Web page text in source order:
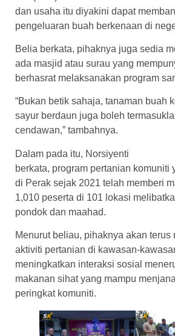
dan usaha itu diyakini dapat
pengeluaran buah berkenaan di
Belia berkata, pihaknya juga sedia
ada masjid atau surau yang
berhasrat melaksanakan program
“Bukan betik sahaja, tanaman buah
sayur berdaun juga boleh
cendawan,” tambahnya.
Dalam pada itu, Norsiyenti
berkata, program pertanian komuniti
di Perak sejak 2021 telah memberi
1,010 peserta di 101 lokasi
pondok dan maahad.
Menurut beliau, pihaknya akan terus
aktiviti pertanian di kawasan-
meningkatkan interaksi sosial
makanan sihat yang mampu
peringkat komuniti.